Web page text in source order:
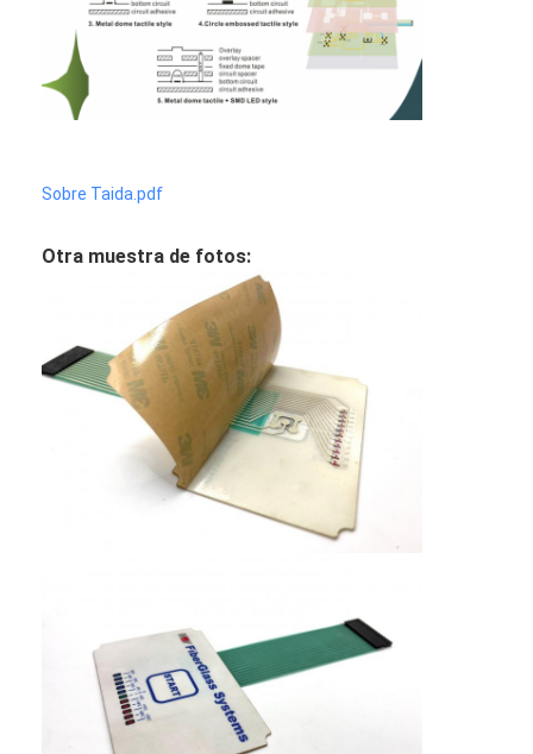
Sobre Taida.pdf
Otra muestra de fotos: